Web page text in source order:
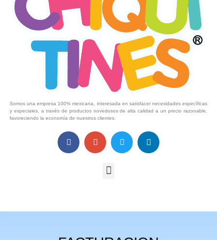
Somos una empresa 100% mexicana, interesada en satisfacer necesidades específicas
y especiales, a través de productos novedosos de alta calidad a un precio razonable,
favoreciendo la economía de nuestros clientes.